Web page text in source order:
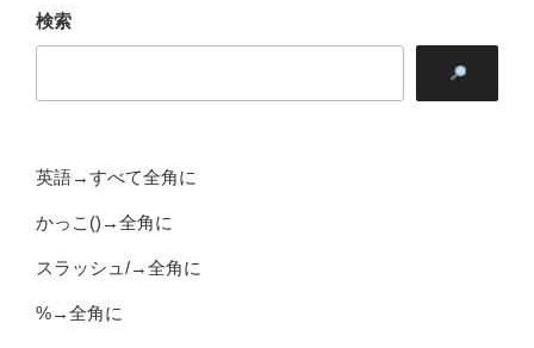
検索
英語→すべて全角に
かっこ()→全角に
スラッシュ/→全角に
%→全角に